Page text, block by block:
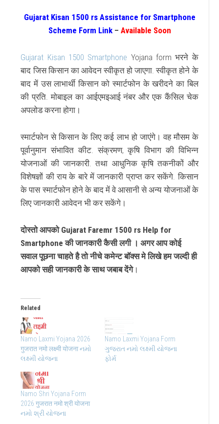
Gujarat Kisan 1500 rs Assistance for Smartphone
Scheme Form Link– Available Soon
Gujarat Kisan 1500 Smartphone Yojana form भरने के
बाद जिस किसान का आवेदन स्वीकृत हो जाएगा. स्वीकृत होने के
बाद में उस लाभार्थी किसान को स्मार्टफोन के खरीदने का बिल
की प्रति. मोबाइल का आईएमइआई नंबर और एक कैंसिल चेक
अपलोड करना होगा।
स्मार्टफोन से किसान के लिए कई लाभ हो जाएंगे। वह मौसम के
पूर्वानुमान संभावित कीट. संक्रमण, कृषि विभाग की विभिन्न
योजनाओं की जानकारी. तथा आधुनिक कृषि तकनीकों और
विशेषज्ञों की राय के बारे में जानकारी प्राप्त कर सकेंगे. किसान
के पास स्मार्टफोन होने के बाद में वे आसानी से अन्य योजनाओं के
लिए जानकारी आवेदन भी कर सकेंगे।
दोस्तो आपको Gujarat Faremr 1500 rs Help for
Smartphone की जानकारी कैसी लगी । अगर आप कोई
सवाल पूछना चाहते है तो नीचे कमेन्ट बॉक्स मे लिखे हम जल्दी ही
आपको सही जानकारी के साथ जबाब देंगे।
Related
Namo Laxmi Yojana 2026
गुजरात नमो लक्ष्मी योजना નમો
લક્ષ્મી યોજના
Namo Laxmi Yojana Form
ગુજરાત નમો લક્ષ્મી યોજના
ફોર્મ
Namo Shri Yojana Form
2026 गुजरात नमो श्री योजना
નમો શ્રી યોજના